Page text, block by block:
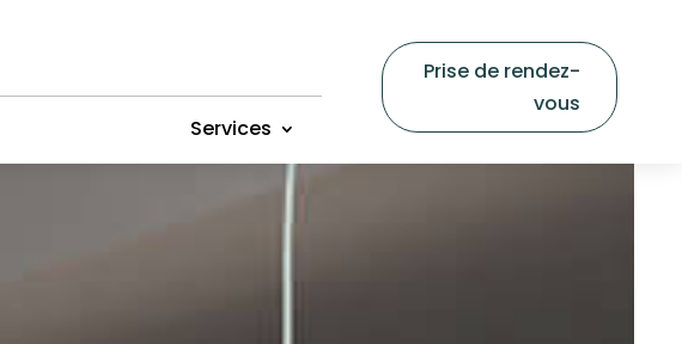
Services
Prise de rendez-
vous